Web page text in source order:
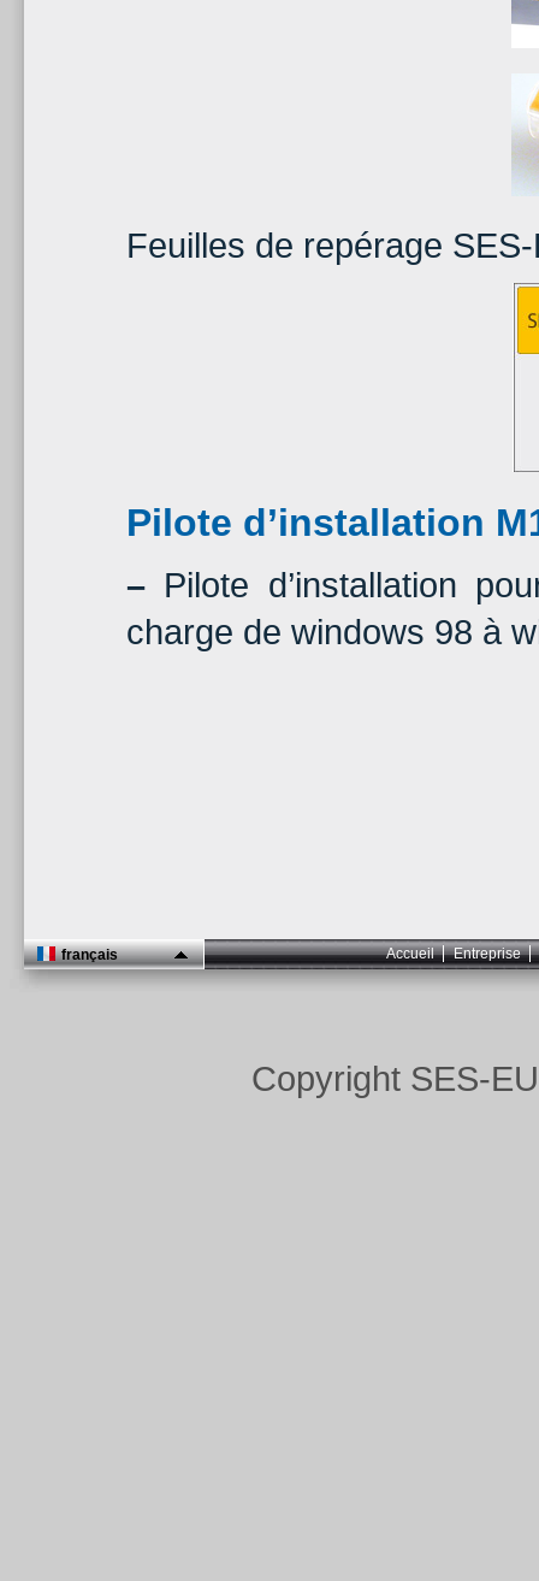
Feuilles de repérage
Pilote d’installation
– Pilote d’installation
charge de windows 98 à
français Accueil Entreprise
Copyright SES-